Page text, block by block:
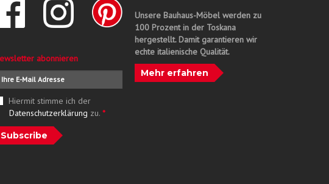
abonnieren
Hiermit stimme ich der
Datenschutzerklärung zu. *
Subscribe
Unsere Bauhaus-Möbel werden zu
100 Prozent in der Toskana
hergestellt. Damit garantieren wir
echte italienische Qualität.
Mehr erfahren